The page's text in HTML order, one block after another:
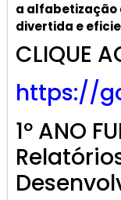
a alfabetização
divertida e
CLIQUE
https://
1º ANO